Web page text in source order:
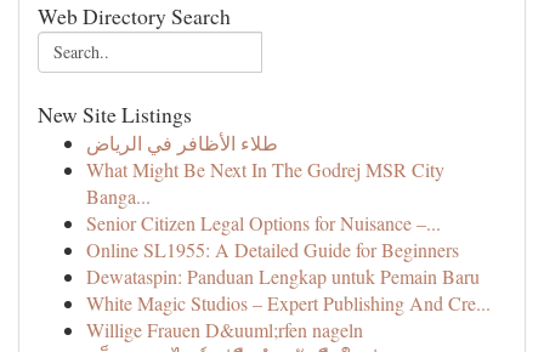
Web Directory Search
New Site Listings
طلاء الأظافر في الرياض
What Might Be Next In The Godrej MSR City
Banga...
Senior Citizen Legal Options for Nuisance –...
Online SL1955: A Detailed Guide for Beginners
Dewataspin: Panduan Lengkap untuk Pemain Baru
White Magic Studios – Expert Publishing And Cre...
Willige Frauen D&uuml;rfen nageln